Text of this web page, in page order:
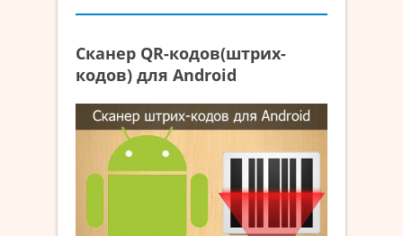
Сканер QR-кодов(штрих-
кодов) для Android